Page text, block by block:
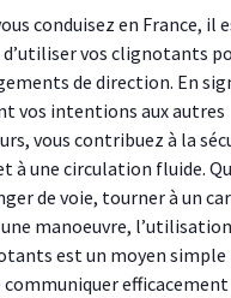
conduisez en France, il
vos clignotants
de direction. En
vos intentions aux autres
vous contribuez à la
à une circulation fluide.
de voie, tourner à un
manoeuvre,
est un moyen simple
communiquer efficacement